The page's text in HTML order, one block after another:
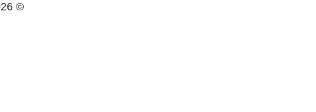
© 2026 כל הזכויות שמורות | Powered By Adactive